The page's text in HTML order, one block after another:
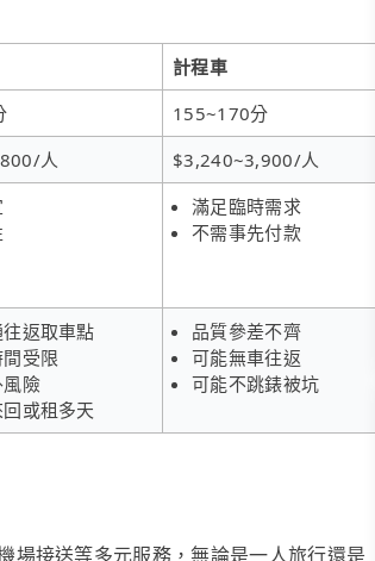
計程車
155~170分
人
$3,240~3,900/人
滿足臨時需求
不需事先付款
返取車點
受限
險
或租多天
品質參差不齊
可能無車往返
可能不跳錶被坑
接送等多元服務，無論是一人旅行還是